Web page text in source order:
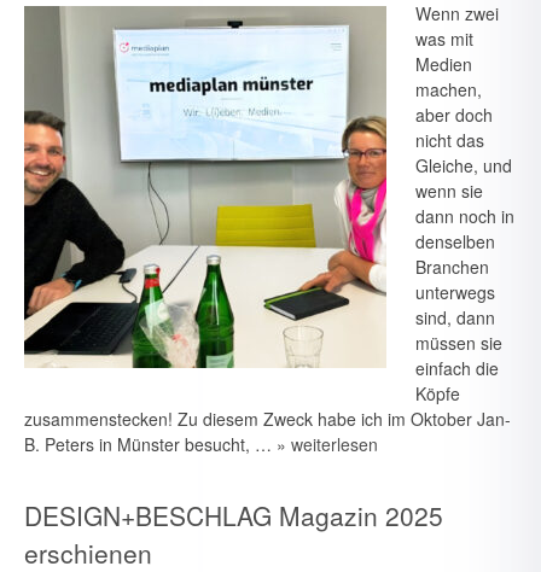
Wenn zwei
was mit
Medien
machen,
aber doch
nicht das
Gleiche, und
wenn sie
dann noch in
denselben
Branchen
unterwegs
sind, dann
müssen sie
einfach die
Köpfe
zusammenstecken! Zu diesem Zweck habe ich im Oktober Jan-
B. Peters in Münster besucht, … » weiterlesen
DESIGN+BESCHLAG Magazin 2025
erschienen